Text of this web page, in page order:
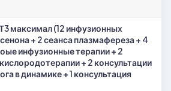
(12 инфузионных
+ 2 сеанса плазмафереза + 4
инфузионные терапии + 2
+ 2 консультации
в динамике + 1 консультация